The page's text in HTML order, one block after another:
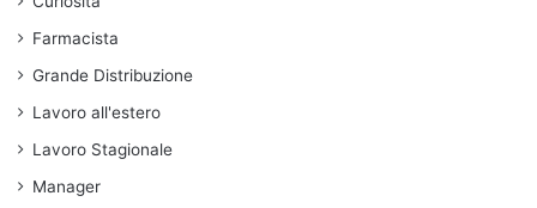
Farmacista
Grande Distribuzione
Lavoro all'estero
Lavoro Stagionale
Manager